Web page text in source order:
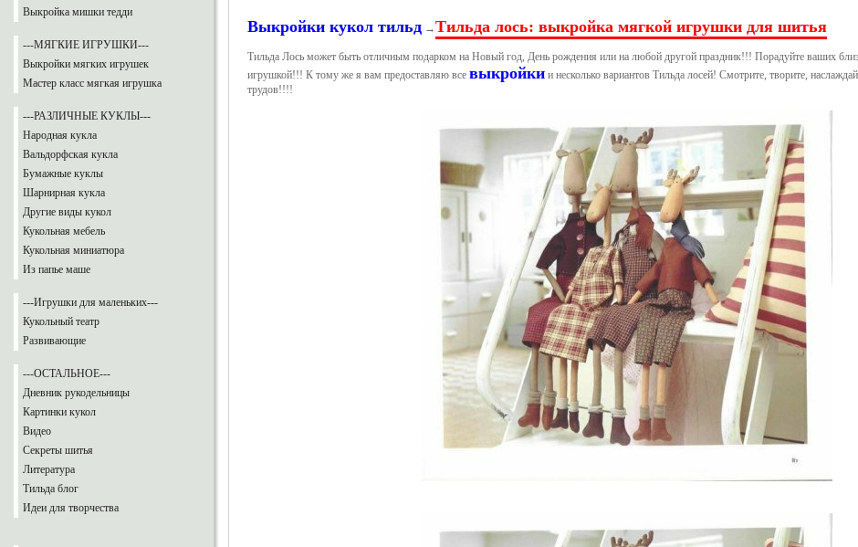
Выкройка мишки тедди
---МЯГКИЕ ИГРУШКИ---
Выкройки мягких игрушек
Мастер класс мягкая игрушка
---РАЗЛИЧНЫЕ КУКЛЫ---
Народная кукла
Вальдорфская кукла
Бумажные куклы
Шарнирная кукла
Другие виды кукол
Кукольная мебель
Кукольная миниатюра
Из папье маше
---Игрушки для маленьких---
Кукольный театр
Развивающие
---ОСТАЛЬНОЕ---
Дневник рукодельницы
Картинки кукол
Видео
Секреты шитья
Литература
Тильда блог
Идеи для творчества
Выкройки кукол тильд →Тильда лось: выкройка мягкой игрушки для шитья
Тильда Лось может быть отличным подарком на Новый год, День рождения или на любой другой праздник!!! Порадуйте ваших
игрушкой!!! К тому же я вам предоставляю все выкройки и несколько вариантов Тильда лосей! Смотрите, творите,
трудов!!!!